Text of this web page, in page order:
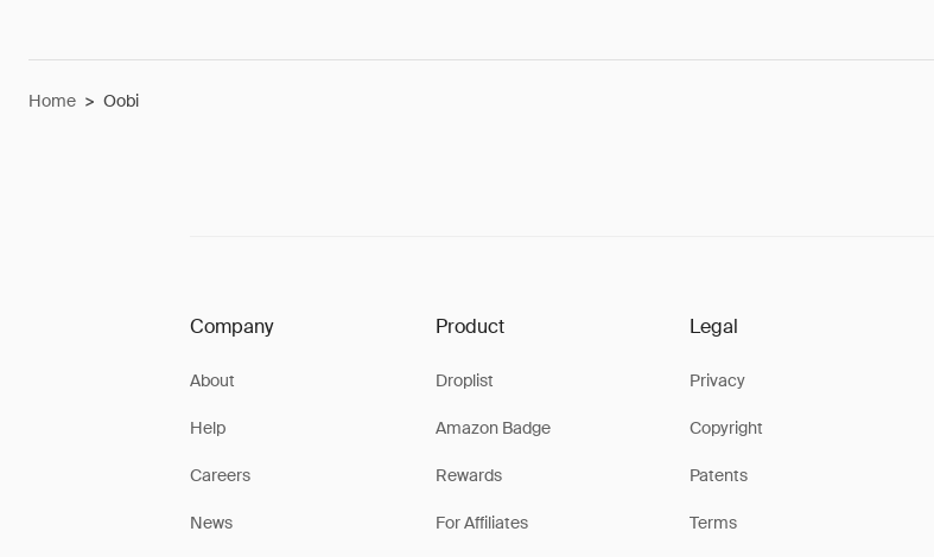
Home > Oobi
Company
About
Help
Careers
News
Product
Droplist
Amazon Badge
Rewards
For Affiliates
Legal
Privacy
Copyright
Patents
Terms